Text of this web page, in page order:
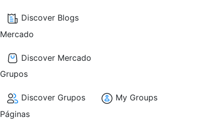
Discover Blogs
Mercado
Discover Mercado
Grupos
Discover Grupos
My Groups
Páginas